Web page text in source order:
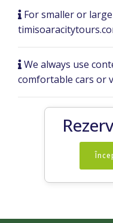
For smaller or
We always use
comfortable cars or